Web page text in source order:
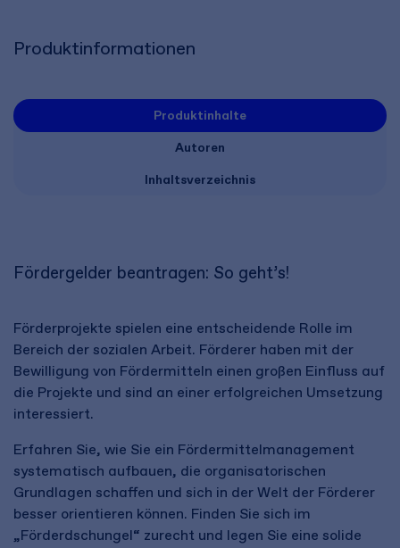
Produktinformationen
Produktinhalte
Autoren
Inhaltsverzeichnis
Fördergelder beantragen: So geht’s!​
Förderprojekte spielen eine entscheidende Rolle im
Bereich der sozialen Arbeit. Förderer haben mit der
Bewilligung von Fördermitteln einen großen Einfluss auf
die Projekte und sind an einer erfolgreichen Umsetzung
interessiert.
Erfahren Sie, wie Sie ein Fördermittelmanagement
systematisch aufbauen, die organisatorischen
Grundlagen schaffen und sich in der Welt der Förderer
besser orientieren können. Finden Sie sich im
„Förderdschungel“ zurecht und legen Sie eine solide